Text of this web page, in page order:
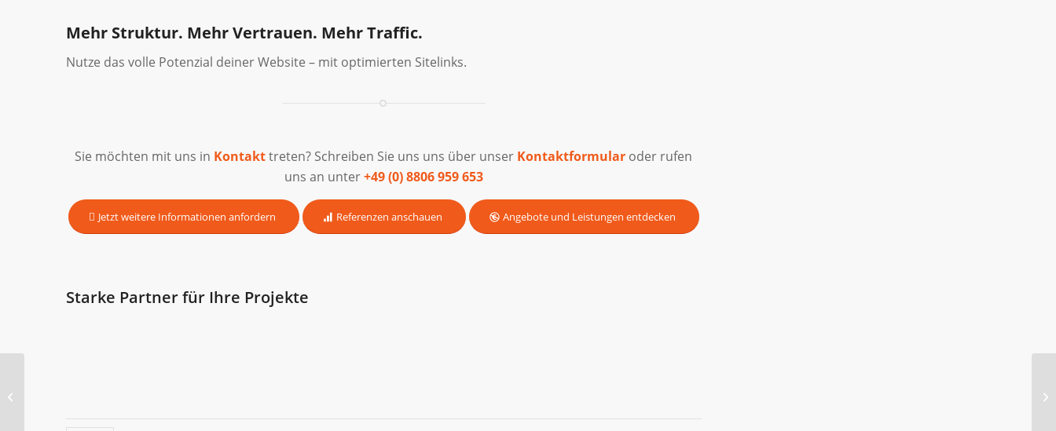
Mehr Struktur. Mehr Vertrauen. Mehr Traffic.
Nutze das volle Potenzial deiner Website – mit optimierten Sitelinks.
Sie möchten mit uns in Kontakttreten? Schreiben Sie uns uns über unser Kontaktformular oder rufen
uns an unter+49 (0) 8806 959 653
Jetzt weitere Informationen anfordern Referenzen anschauen Angebote und Leistungen entdecken
Starke Partner für Ihre Projekte